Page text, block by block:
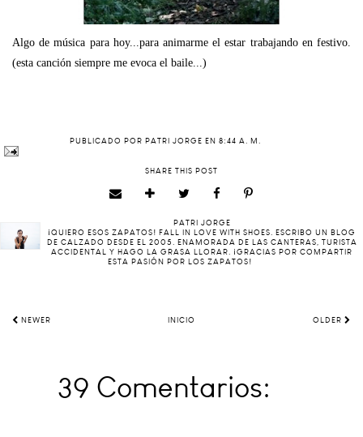
Algo de música para hoy...para animarme el estar trabajando en festivo.
(esta canción siempre me evoca el baile...)
PUBLICADO POR PATRI JORGE EN 8:44 A. M.
SHARE THIS POST
PATRI JORGE
¡QUIERO ESOS ZAPATOS! FALL IN LOVE WITH SHOES. ESCRIBO UN BLOG
DE CALZADO DESDE EL 2005. ENAMORADA DE LAS CANTERAS, TURISTA
ACCIDENTAL Y HAGO LA GRASA LLORAR. ¡GRACIAS POR COMPARTIR
ESTA PASIÓN POR LOS ZAPATOS!
NEWER INICIO OLDER
39 Comentarios: